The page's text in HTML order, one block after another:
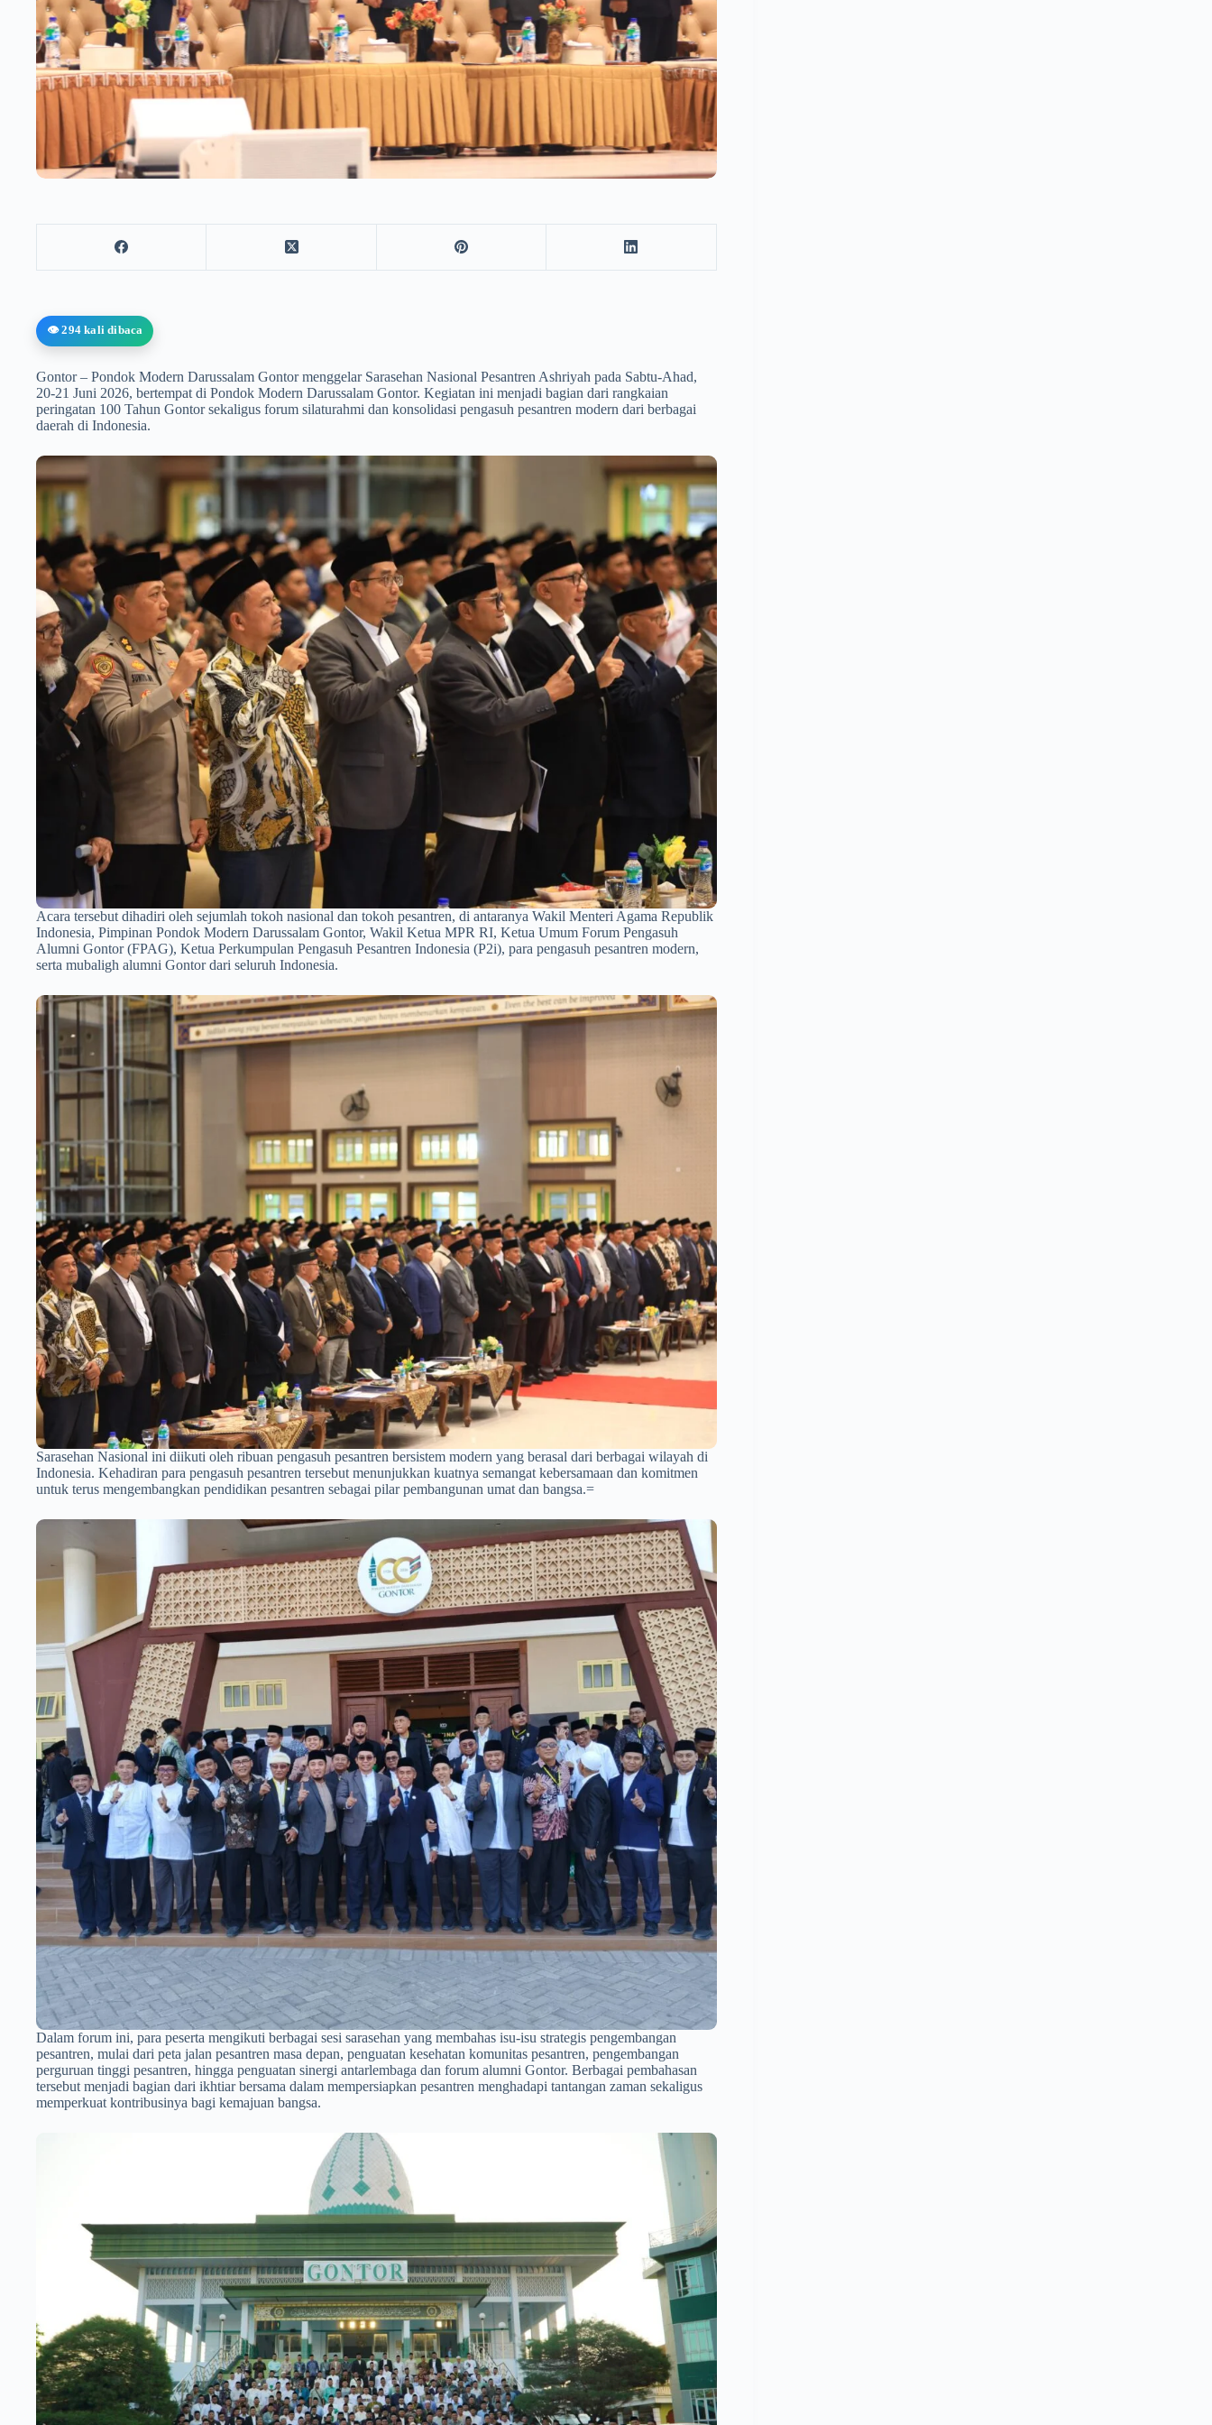
👁️ 294 kali dibaca
Gontor – Pondok Modern Darussalam Gontor menggelar Sarasehan Nasional Pesantren Ashriyah pada Sabtu-Ahad,
20-21 Juni 2026, bertempat di Pondok Modern Darussalam Gontor. Kegiatan ini menjadi bagian dari rangkaian
peringatan 100 Tahun Gontor sekaligus forum silaturahmi dan konsolidasi pengasuh pesantren modern dari berbagai
daerah di Indonesia.
Acara tersebut dihadiri oleh sejumlah tokoh nasional dan tokoh pesantren, di antaranya Wakil Menteri Agama Republik
Indonesia, Pimpinan Pondok Modern Darussalam Gontor, Wakil Ketua MPR RI, Ketua Umum Forum Pengasuh
Alumni Gontor (FPAG), Ketua Perkumpulan Pengasuh Pesantren Indonesia (P2i), para pengasuh pesantren modern,
serta mubaligh alumni Gontor dari seluruh Indonesia.
Sarasehan Nasional ini diikuti oleh ribuan pengasuh pesantren bersistem modern yang berasal dari berbagai wilayah di
Indonesia. Kehadiran para pengasuh pesantren tersebut menunjukkan kuatnya semangat kebersamaan dan komitmen
untuk terus mengembangkan pendidikan pesantren sebagai pilar pembangunan umat dan bangsa.=
Dalam forum ini, para peserta mengikuti berbagai sesi sarasehan yang membahas isu-isu strategis pengembangan
pesantren, mulai dari peta jalan pesantren masa depan, penguatan kesehatan komunitas pesantren, pengembangan
perguruan tinggi pesantren, hingga penguatan sinergi antarlembaga dan forum alumni Gontor. Berbagai pembahasan
tersebut menjadi bagian dari ikhtiar bersama dalam mempersiapkan pesantren menghadapi tantangan zaman sekaligus
memperkuat kontribusinya bagi kemajuan bangsa.